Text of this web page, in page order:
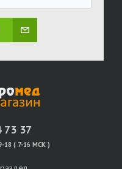
73 37
18 ( 7-16 МСК )